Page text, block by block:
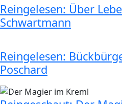
Reingelesen: Über
Schwartmann
Reingelesen:
Poschard